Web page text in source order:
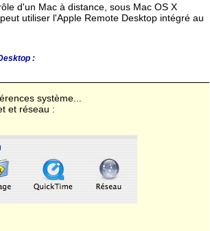
d'un Mac à distance, sous Mac OS X
utiliser l'Apple Remote Desktop intégré au
:
système...
et réseau :